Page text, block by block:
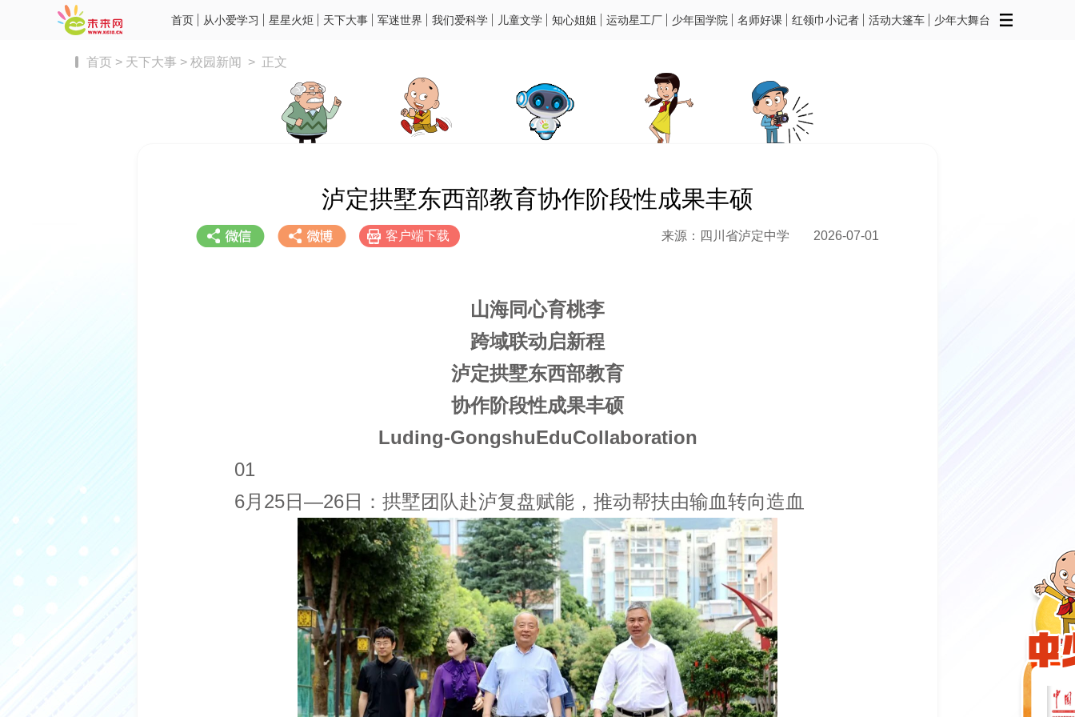
首页 从小爱学习 星星火炬 天下大事 军迷世界 我们爱科学 儿童文学 知心姐姐 运动星工厂 少年国学院 名师好课 红领巾小记者 活动大篷车 少年大舞台
首页 > 天下大事 > 校园新闻 > 正文
泸定拱墅东西部教育协作阶段性成果丰硕
客户端下载 来源：四川省泸定中学 2026-07-01
山海同心育桃李
跨域联动启新程
泸定拱墅东西部教育
协作阶段性成果丰硕
Luding-GongshuEduCollaboration
01
6月25日—26日：拱墅团队赴泸复盘赋能，推动帮扶由输血转向造血